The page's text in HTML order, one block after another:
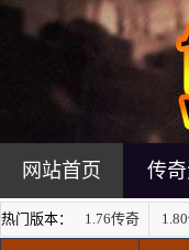
网站首页 传
热门版本： 1.76传奇